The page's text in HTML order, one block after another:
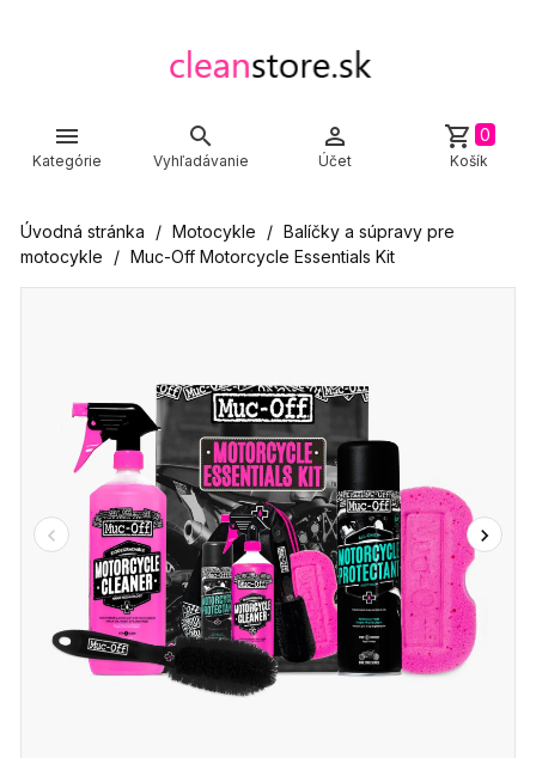

Kategórie

Vyhľadávanie

Účet
shopping_cart 0
Košík
Úvodná stránka Motocykle
Balíčky a súpravy pre
motocykle
Muc-Off Motorcycle Essentials Kit